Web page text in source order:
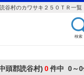
谷村のカワサキ２５０ＴＲ一覧
検索
頭郡読谷村) 0件中 0～0